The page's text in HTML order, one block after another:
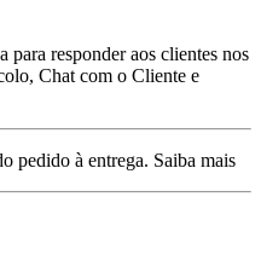
para responder aos clientes nos
Chat com o Cliente e
pedido à entrega. Saiba mais